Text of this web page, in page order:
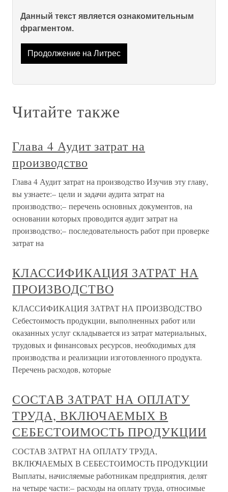
Данный текст является ознакомительным
фрагментом.
Продолжение на Литрес
Читайте также
Глава 4 Аудит затрат на
производство
Глава 4 Аудит затрат на производство Изучив эту главу,
вы узнаете:– цели и задачи аудита затрат на
производство;– перечень основных документов, на
основании которых проводится аудит затрат на
производство;– последовательность работ при проверке
затрат на
КЛАССИФИКАЦИЯ ЗАТРАТ НА
ПРОИЗВОДСТВО
КЛАССИФИКАЦИЯ ЗАТРАТ НА ПРОИЗВОДСТВО
Себестоимость продукции, выполненных работ или
оказанных услуг складывается из затрат материальных,
трудовых и финансовых ресурсов, необходимых для
производства и реализации изготовленного продукта.
Перечень расходов, которые
СОСТАВ ЗАТРАТ НА ОПЛАТУ
ТРУДА, ВКЛЮЧАЕМЫХ В
СЕБЕСТОИМОСТЬ ПРОДУКЦИИ
СОСТАВ ЗАТРАТ НА ОПЛАТУ ТРУДА,
ВКЛЮЧАЕМЫХ В СЕБЕСТОИМОСТЬ ПРОДУКЦИИ
Выплаты, начисляемые работникам предприятия, делят
на четыре части:– расходы на оплату труда, относимые